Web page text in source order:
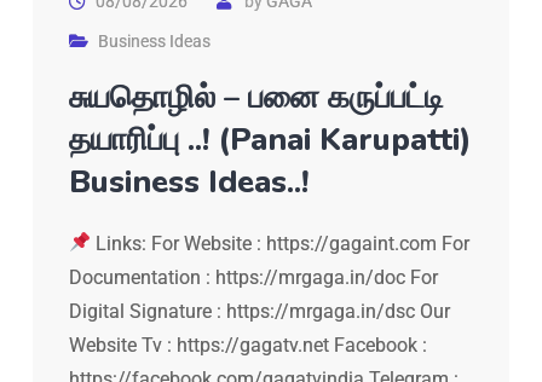
Business Ideas
சுயதொழில் – பனை கருப்பட்டி
தயாரிப்பு ..! (Panai Karupatti)
Business Ideas..!
Links: For Website : https://gagaint.com For
Documentation : https://mrgaga.in/doc For
Digital Signature : https://mrgaga.in/dsc Our
Website Tv : https://gagatv.net Facebook :